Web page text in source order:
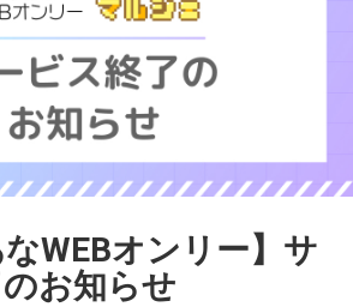
なWEBオンリー】サ
お知らせ